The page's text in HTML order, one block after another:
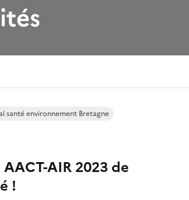
AIR 2023 de
!
santé environnement Bretagne